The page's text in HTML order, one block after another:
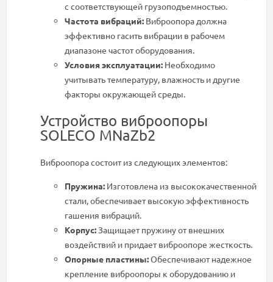
с соответствующей грузоподъемностью.
Частота вибраций: Виброопора должна
эффективно гасить вибрации в рабочем
диапазоне частот оборудования.
Условия эксплуатации: Необходимо
учитывать температуру, влажность и другие
факторы окружающей среды.
Устройство виброопоры
SOLECO MNaZb2
Виброопора состоит из следующих элементов:
Пружина: Изготовлена из высококачественной
стали, обеспечивает высокую эффективность
гашения вибраций.
Корпус:Защищает пружину от внешних
воздействий и придает виброопоре жесткость.
Опорные пластины:Обеспечивают надежное
крепление виброопоры к оборудованию и